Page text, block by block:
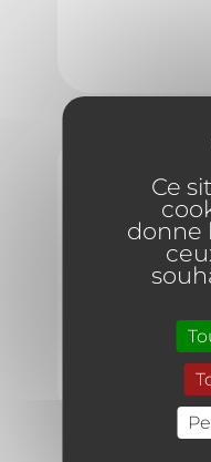
Pompe
normalisée
4000 W
Ce
donne